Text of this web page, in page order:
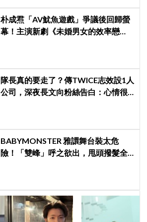
朴成焄「AV魷魚遊戲」爭議後回歸螢
幕！主演新劇《未婚男女的效率戀
隊長真的要走了？傳TWICE志效設1人
公司，深夜長文向粉絲告白：心情很
BABYMONSTER 雅譞舞台裝太危
險！「雙峰」呼之欲出，甩頭撥髮全